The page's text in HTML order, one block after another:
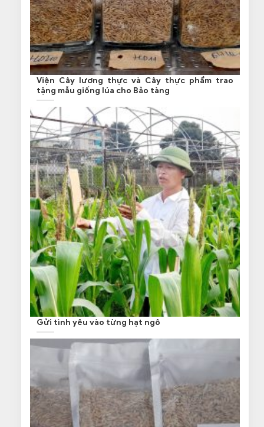
Viện Cây lương thực và Cây thực phẩm trao
tặng mẫu giống lúa cho Bảo tàng
Gửi tình yêu vào từng hạt ngô